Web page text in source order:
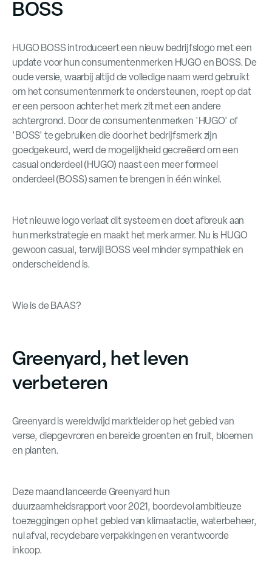
BOSS
HUGO BOSS introduceert een nieuw bedrijfslogo met een
update voor hun consumentenmerken HUGO en BOSS. De
oude versie, waarbij altijd de volledige naam werd gebruikt
om het consumentenmerk te ondersteunen, roept op dat
er een persoon achter het merk zit met een andere
achtergrond. Door de consumentenmerken 'HUGO' of
'BOSS' te gebruiken die door het bedrijfsmerk zijn
goedgekeurd, werd de mogelijkheid gecreëerd om een
casual onderdeel (HUGO) naast een meer formeel
onderdeel (BOSS) samen te brengen in één winkel.
Het nieuwe logo verlaat dit systeem en doet afbreuk aan
hun merkstrategie en maakt het merk armer. Nu is HUGO
gewoon casual, terwijl BOSS veel minder sympathiek en
onderscheidend is.
Wie is de BAAS?
Greenyard, het leven
verbeteren
Greenyard is wereldwijd marktleider op het gebied van
verse, diepgevroren en bereide groenten en fruit, bloemen
en planten.
Deze maand lanceerde Greenyard hun
duurzaamheidsrapport voor 2021, boordevol ambitieuze
toezeggingen op het gebied van klimaatactie, waterbeheer,
nul afval, recyclebare verpakkingen en verantwoorde
inkoop.